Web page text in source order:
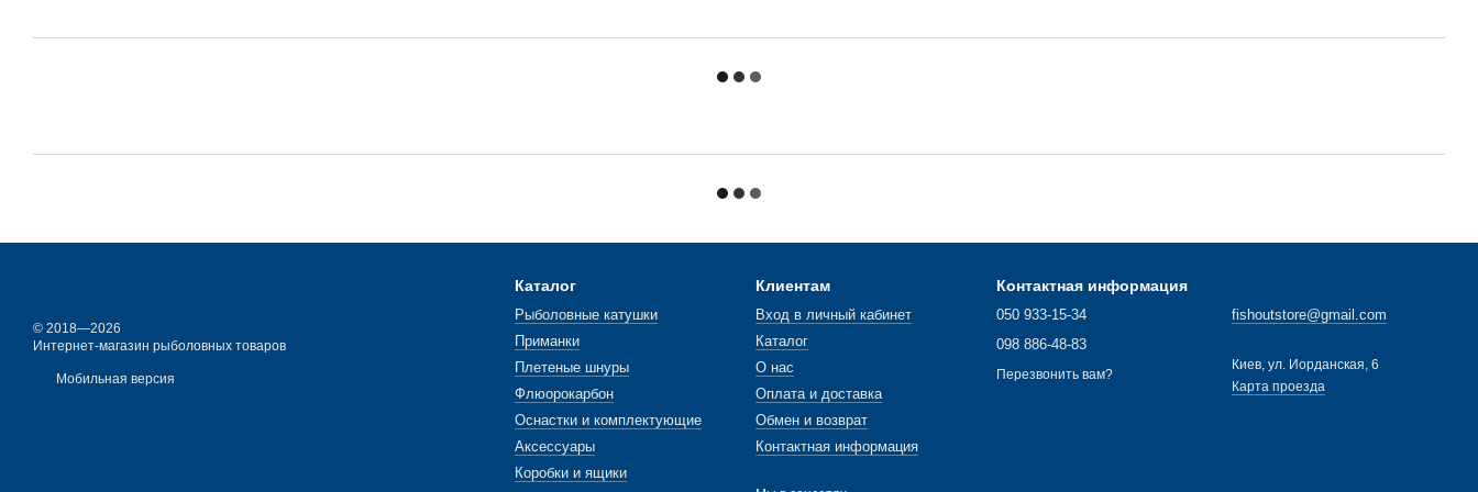
© 2018—2026
Интернет-магазин рыболовных товаров
Мобильная версия
Каталог
Рыболовные катушки
Приманки
Плетеные шнуры
Флюорокарбон
Оснастки и комплектующие
Аксессуары
Коробки и ящики
Клиентам
Вход в личный кабинет
Каталог
О нас
Оплата и доставка
Обмен и возврат
Контактная информация
Контактная информация
050 933-15-34
098 886-48-83
Перезвонить вам?
fishoutstore@gmail.com
Киев, ул. Иорданская, 6
Карта проезда